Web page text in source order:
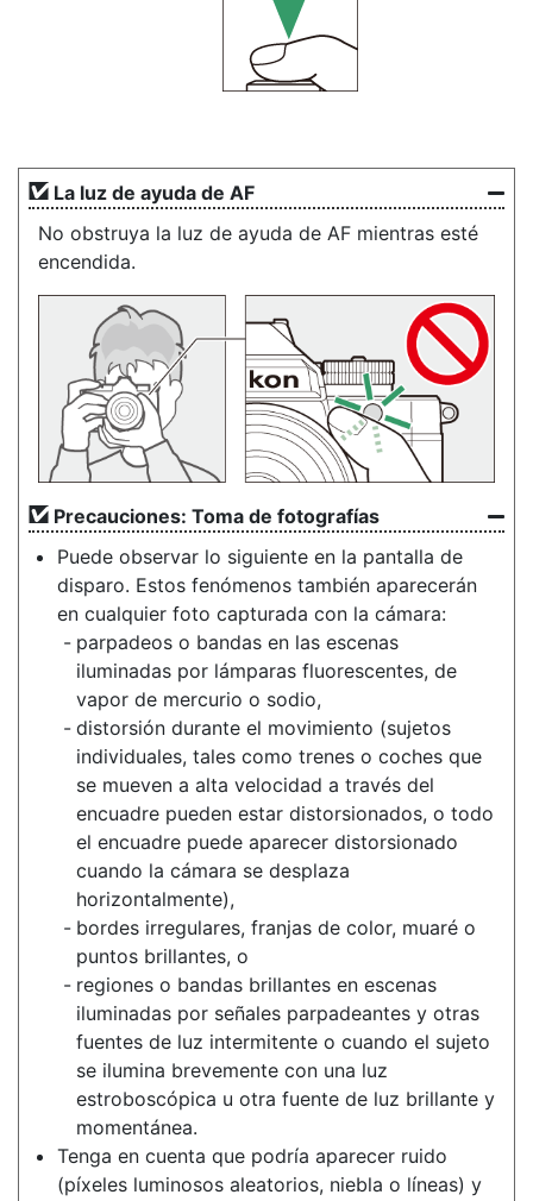
La luz de ayuda de AF
No obstruya la luz de ayuda de AF mientras esté
encendida.
Precauciones: Toma de fotografías
Puede observar lo siguiente en la pantalla de
disparo. Estos fenómenos también aparecerán
en cualquier foto capturada con la cámara:
parpadeos o bandas en las escenas
iluminadas por lámparas fluorescentes, de
vapor de mercurio o sodio,
distorsión durante el movimiento (sujetos
individuales, tales como trenes o coches que
se mueven a alta velocidad a través del
encuadre pueden estar distorsionados, o todo
el encuadre puede aparecer distorsionado
cuando la cámara se desplaza
horizontalmente),
bordes irregulares, franjas de color, muaré o
puntos brillantes, o
regiones o bandas brillantes en escenas
iluminadas por señales parpadeantes y otras
fuentes de luz intermitente o cuando el sujeto
se ilumina brevemente con una luz
estroboscópica u otra fuente de luz brillante y
momentánea.
Tenga en cuenta que podría aparecer ruido
(píxeles luminosos aleatorios, niebla o líneas) y